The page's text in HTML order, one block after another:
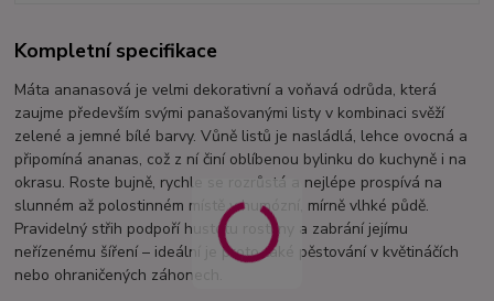
Kompletní specifikace
Máta ananasová je velmi dekorativní a voňavá odrůda, která
zaujme především svými panašovanými listy v kombinaci svěží
zelené a jemné bílé barvy. Vůně listů je nasládlá, lehce ovocná a
připomíná ananas, což z ní činí oblíbenou bylinku do kuchyně i na
okrasu. Roste bujně, rychle se rozrůstá a nejlépe prospívá na
slunném až polostinném místě v humózní, mírně vlhké půdě.
Pravidelný střih podpoří hustotu rostliny a zabrání jejímu
neřízenému šíření – ideální je proto také pěstování v květináčích
nebo ohraničených záhonech.